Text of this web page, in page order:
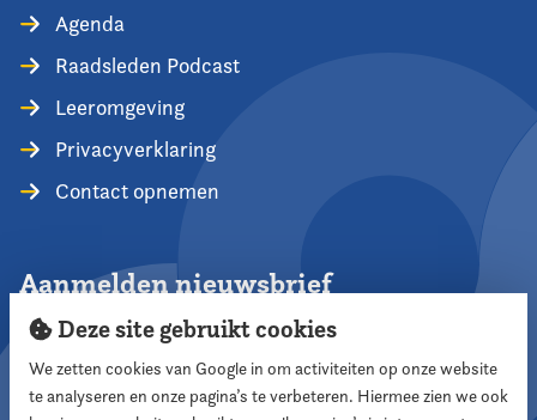
Agenda
Raadsleden Podcast
Leeromgeving
Privacyverklaring
Contact opnemen
Aanmelden nieuwsbrief
Aanmelden
Deze site gebruikt cookies
We zetten cookies van Google in om activiteiten op onze website
te analyseren en onze pagina’s te verbeteren. Hiermee zien we ook